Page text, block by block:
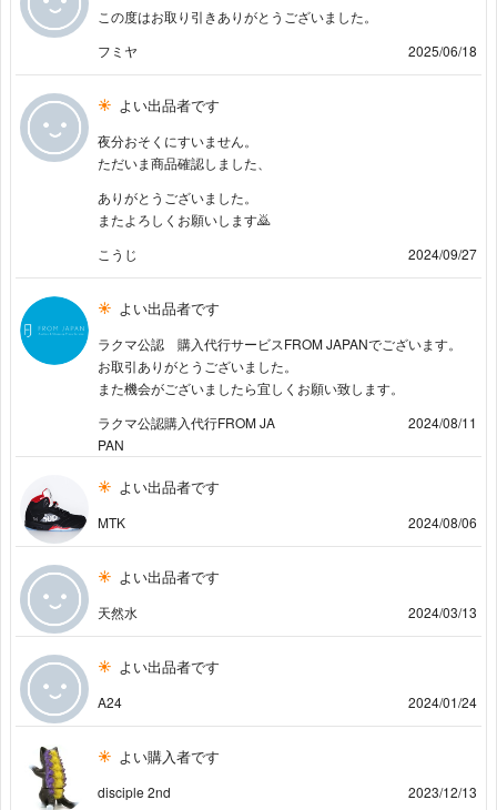
この度はお取り引きありがとうございました。
フミヤ
2025/06/18
よい出品者です
夜分おそくにすいません。
ただいま商品確認しました、
ありがとうございました。
またよろしくお願いします🙇
こうじ
2024/09/27
よい出品者です
ラクマ公認 購入代行サービスFROM JAPANでございます。
お取引ありがとうございました。
また機会がございましたら宜しくお願い致します。
ラクマ公認購入代行FROM JA
PAN
2024/08/11
よい出品者です
MTK 2024/08/06
よい出品者です
天然水 2024/03/13
よい出品者です
A24 2024/01/24
よい購入者です
disciple 2nd 2023/12/13